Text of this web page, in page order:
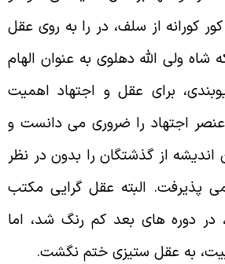
کورانه از سلف، در را به روی عقل
ولی الله دهلوی به عنوان الهام
برای عقل و اجتهاد اهمیت
اجتهاد را ضروری می دانست و
از گذشتگان را بدون در نظر
پذیرفت. البته عقل گرایی مکتب
دوره های بعد کم رنگ شد، اما
به عقل ستیزی ختم نگشت.